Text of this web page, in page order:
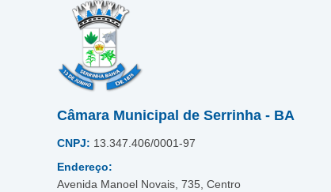
Câmara Municipal de Serrinha - BA
CNPJ: 13.347.406/0001-97
Endereço:
Avenida Manoel Novais, 735, Centro